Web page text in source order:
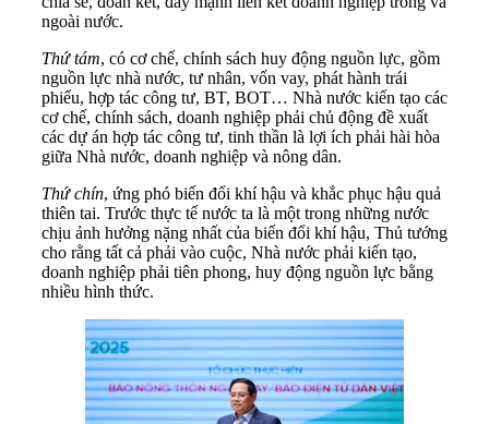
ngoài nước.
Thứ tám, có cơ chế, chính sách huy động nguồn lực, gồm
nguồn lực nhà nước, tư nhân, vốn vay, phát hành trái
phiếu, hợp tác công tư, BT, BOT… Nhà nước kiến tạo các
cơ chế, chính sách, doanh nghiệp phải chủ động đề xuất
các dự án hợp tác công tư, tinh thần là lợi ích phải hài hòa
giữa Nhà nước, doanh nghiệp và nông dân.
Thứ chín, ứng phó biến đổi khí hậu và khắc phục hậu quả
thiên tai. Trước thực tế nước ta là một trong những nước
chịu ảnh hưởng nặng nhất của biến đổi khí hậu, Thủ tướng
cho rằng tất cả phải vào cuộc, Nhà nước phải kiến tạo,
doanh nghiệp phải tiên phong, huy động nguồn lực bằng
nhiều hình thức.